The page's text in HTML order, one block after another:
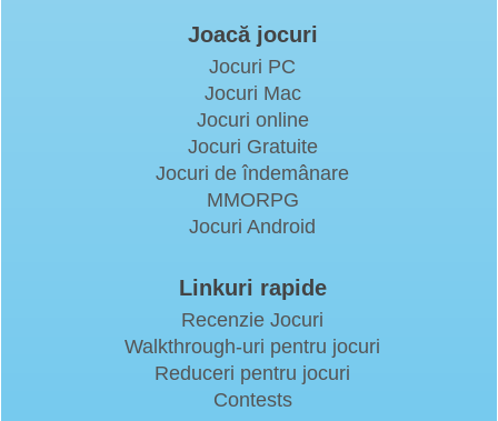
Joacă jocuri
Jocuri PC
Jocuri Mac
Jocuri online
Jocuri Gratuite
Jocuri de îndemânare
MMORPG
Jocuri Android
Linkuri rapide
Recenzie Jocuri
Walkthrough-uri pentru jocuri
Reduceri pentru jocuri
Contests